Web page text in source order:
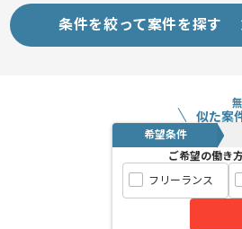
条件を絞って案件を探す
似た案
希望条件
ご希望の働き
フリーランス